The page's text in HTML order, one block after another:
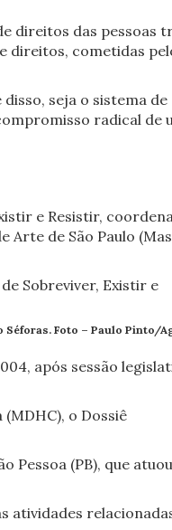
direitos das pessoas
direitos, cometidas
seja o sistema de
radical de
e Resistir,
de São Paulo
Séforas. Foto – Paulo Pinto/
após sessão
o Dossiê
Pessoa (PB), que
atividades